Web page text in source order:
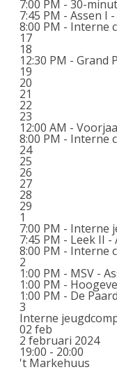
7:00 PM - 30-
7:45 PM - Assen I
8:00 PM - Interne
17
18
12:30 PM - Grand
19
20
21
22
23
12:00 AM -
8:00 PM - Interne
24
25
26
27
28
29
1
7:00 PM - Interne
7:45 PM - Leek II -
8:00 PM - Interne
2
1:00 PM - MSV -
1:00 PM -
1:00 PM - De
3
Interne
02 feb
2 februari 2024
19:00 - 20:00
't Markehuus